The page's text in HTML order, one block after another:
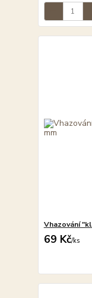
Vhazování
69 Kč/ks